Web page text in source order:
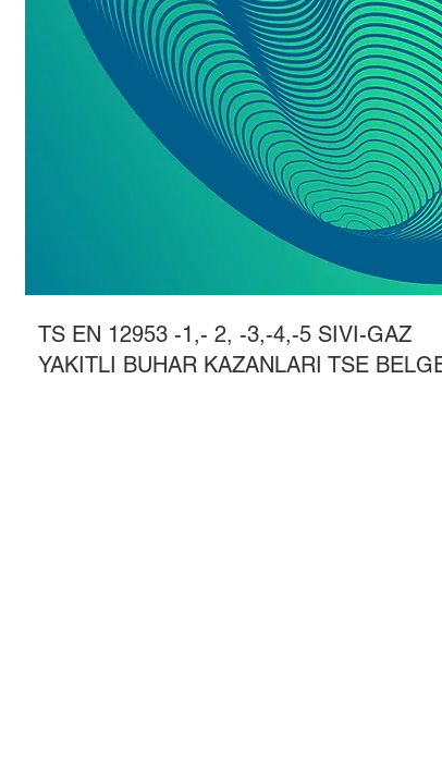
TS EN 12953 -1,- 2, -3,-4,-5 SIVI-GAZ
YAKITLI BUHAR KAZANLARI TSE